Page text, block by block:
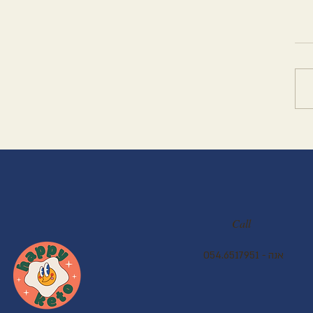
Call
054.6517951 - אנה